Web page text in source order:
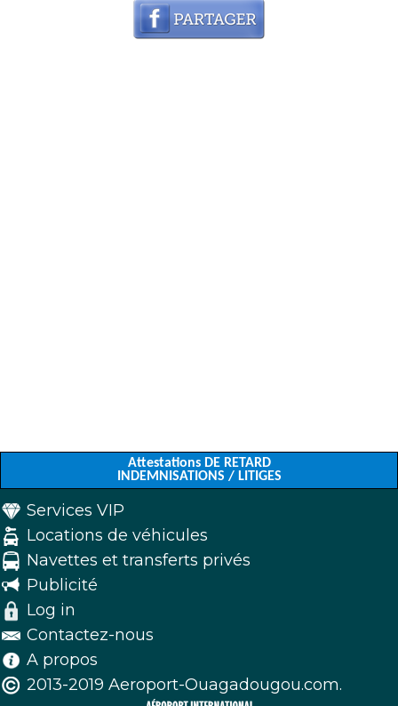
Attestations DE RETARD
INDEMNISATIONS / LITIGES
Services VIP
Locations de véhicules
Navettes et transferts privés
Publicité
Log in
Contactez-nous
A propos
2013-2019 Aeroport-Ouagadougou.com.